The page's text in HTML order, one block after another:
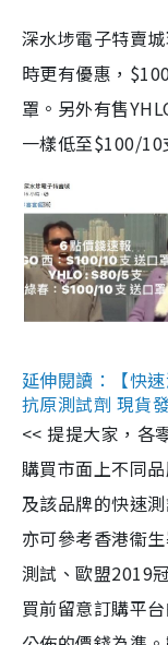
深水埗電子特賣
時更有優惠，
罩。另外有售
一樣低至$100/10
延伸閱讀：【快
抗原測試劑 現貨
<< 提提大家，各
購買市面上不同
及該品牌的快速
亦可參考香港衞
測試、歐盟2019
買前留意訂購平